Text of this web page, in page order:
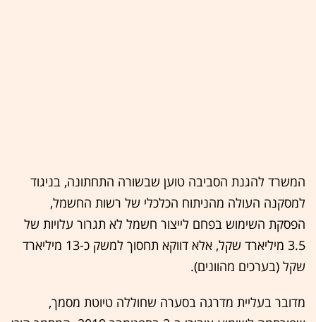
המשרד להגנת הסביבה טוען שבשורה התחתונה, בניגוד
למסקנה העולה מהניתוח הכלכלי של רשות החשמל,
הפסקת השימוש בפחם לייצור חשמל לא תגרור עלויות של
3.5 מיליארד שקל, אלא דווקא תחסוך למשק כ-13 מיליארד
שקל (בערכים מהוונים).
מדובר בעליית מדרגה בסערה שחוללה טיוטת מסמך,